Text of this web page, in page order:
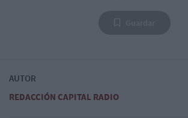
AUTOR
REDACCIÓN CAPITAL RADIO